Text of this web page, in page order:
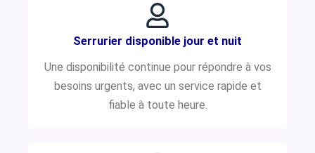
Serrurier disponible jour et nuit
Une disponibilité continue pour répondre à vos
besoins urgents, avec un service rapide et
fiable à toute heure.